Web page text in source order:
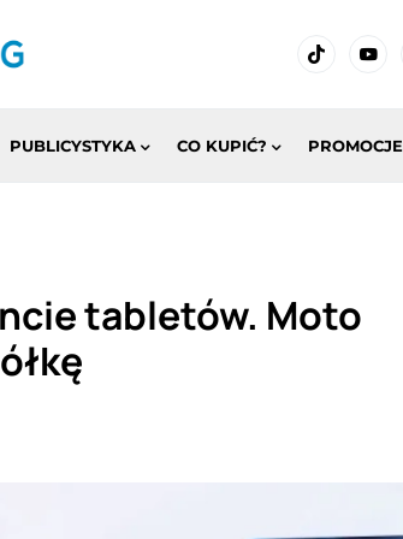
PUBLICYSTYKA CO KUPIĆ? PROMOCJE
tabletów. Moto